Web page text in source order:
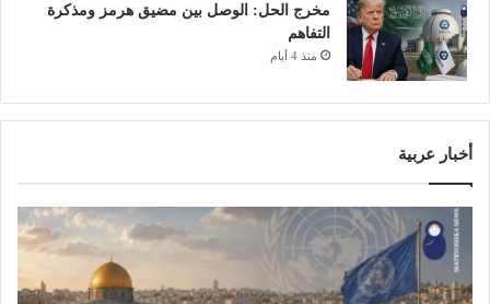
مخرج الحل: الوصل بين مضيق هرمز ومذكرة
التفاهم
منذ 4 أيام
أخبار عربية